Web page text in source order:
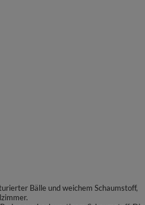
Bälle und weichem Schaumstoff,